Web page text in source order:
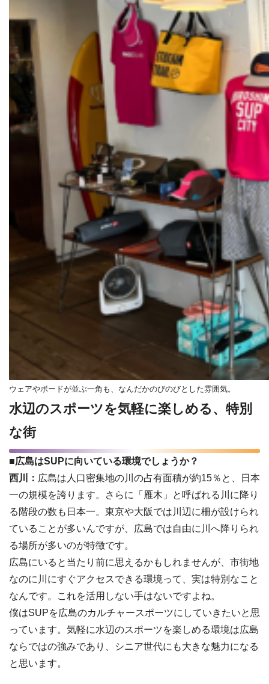
ウェアやボードが並ぶ一角も、なんだかのびのびとした雰囲気。
水辺のスポーツを気軽に楽しめる、特別
な街
■広島はSUPに向いている環境でしょうか？
西川： 広島は人口密集地の川の占有面積が約15％と、日本
一の規模を誇ります。さらに「雁木」と呼ばれる川に降り
る階段の数も日本一。東京や大阪では川辺に柵が設けられ
ていることが多いんですが、広島では自由に川へ降りられ
る場所が多いのが特徴です。
広島にいると当たり前に思えるかもしれませんが、市街地
なのに川にすぐアクセスできる環境って、実は特別なこと
なんです。これを活用しない手はないですよね。
僕はSUPを広島のカルチャースポーツにしていきたいと思
っています。気軽に水辺のスポーツを楽しめる環境は広島
ならではの強みであり、シニア世代にも大きな魅力になる
と思います。